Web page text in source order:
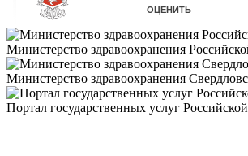
Министерство здравоохранения
Министерство здравоохранения
Портал государственных услуг